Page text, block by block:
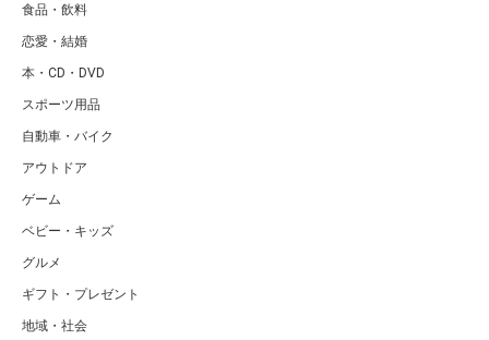
食品・飲料
恋愛・結婚
本・CD・DVD
スポーツ用品
自動車・バイク
アウトドア
ゲーム
ベビー・キッズ
グルメ
ギフト・プレゼント
地域・社会